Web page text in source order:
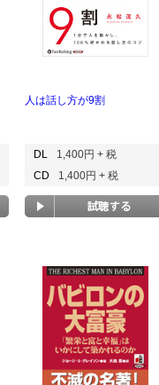
人は話し方が9割
DL
1,400円 + 税
CD
1,400円 + 税